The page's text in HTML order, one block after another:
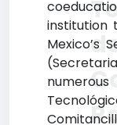
institution
Mexico’s